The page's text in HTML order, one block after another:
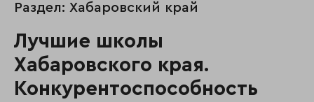
Раздел: Хабаровский край
Лучшие школы
Хабаровского края.
Конкурентоспособность